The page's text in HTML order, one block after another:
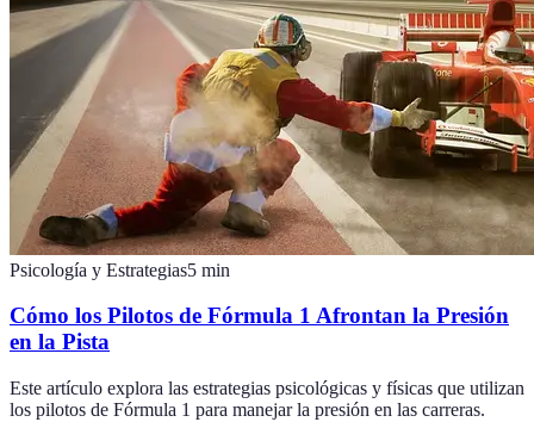
Psicología y Estrategias5 min
Cómo los Pilotos de Fórmula 1 Afrontan la Presión
en la Pista
Este artículo explora las estrategias psicológicas y físicas que utilizan
los pilotos de Fórmula 1 para manejar la presión en las carreras.